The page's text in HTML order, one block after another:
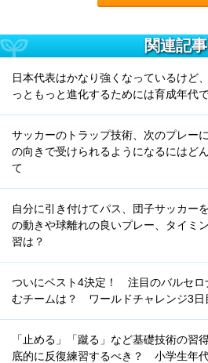
関連記事
日本代表はかなり強くなっているけど
っともっと進化するためには育成年代
サッカーのトラップ技術、次のプレー
の向きで受けられるようになるにはど
て
自分に引き付けてパス、団子サッカー
の動きや球離れの良いプレー、タイミ
習は？
ついにベスト4決定！ 注目のバルセロ
むチームは？ ワールドチャレンジ3日
「止める」「蹴る」など基礎技術の習
底的に反復練習するべき？ 小学生年